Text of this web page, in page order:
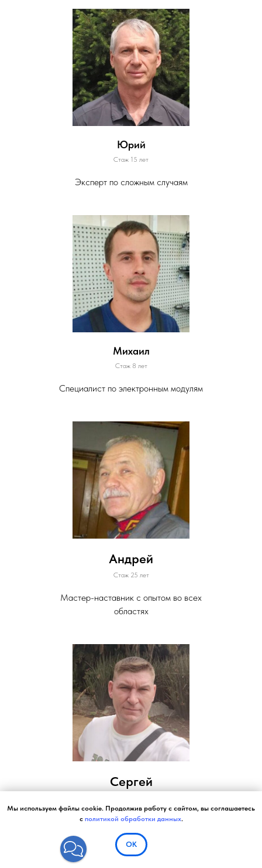
Юрий
Стаж 15 лет
Эксперт по сложным случаям
Михаил
Стаж 8 лет
Специалист по электронным модулям
Андрей
Стаж 25 лет
Мастер-наставник с опытом во всех
областях
Сергей
Специалист по машинам с вертикальной
загрузкой
Мы используем файлы cookie. Продолжив работу с сайтом, вы соглашаетесь
с политикой обработки данных.
ОК